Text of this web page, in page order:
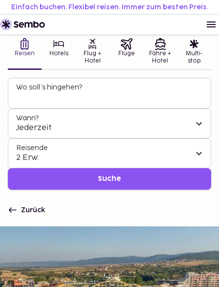
Einfach buchen. Flexibel reisen. Immer zum besten Preis.
Reisen Hotels
Flug +
Hotel
Flüge
Fähre +
Hotel
Multi-
stop
Wo soll’s hingehen?
Wann?
Jederzeit
Reisende
2 Erw.
Suche
Zurück